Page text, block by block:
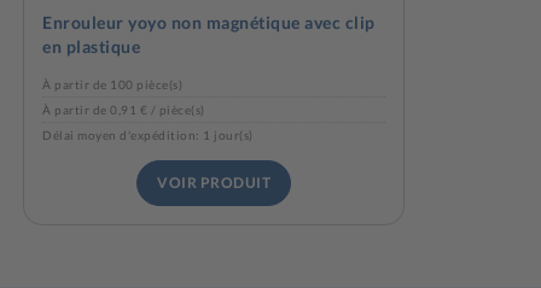
Enrouleur yoyo non magnétique avec clip
en plastique
À partir de 100 pièce(s)
À partir de 0,91 € / pièce(s)
Délai moyen d'expédition: 1 jour(s)
VOIR PRODUIT